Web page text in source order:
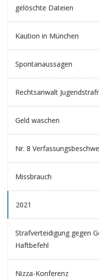
gelöschte Dateien
Kaution in München
Spontanaussagen
Rechtsanwalt
Geld waschen
Nr. 8
Missbrauch
2021
Strafverteidigung gegen
Haftbefehl
Nizza-Konferenz